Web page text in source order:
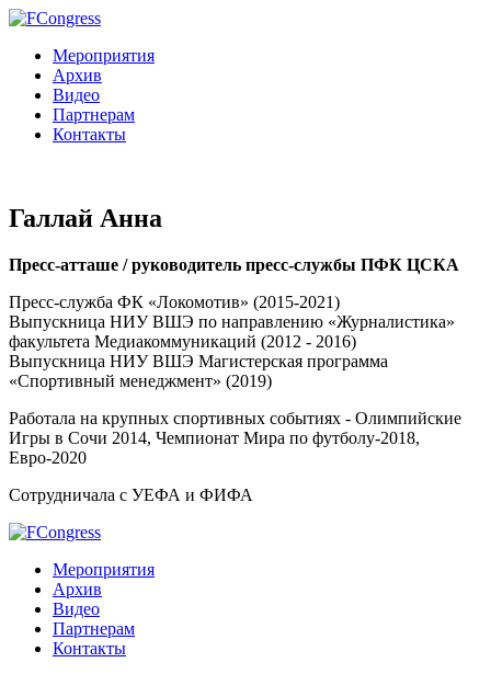
Мероприятия
Архив
Видео
Партнерам
Контакты
Галлай Анна
Пресс-атташе / руководитель пресс-службы ПФК ЦСКА
Пресс-служба ФК «Локомотив» (2015-2021)
Выпускница НИУ ВШЭ по направлению «Журналистика»
факультета Медиакоммуникаций (2012 - 2016)
Выпускница НИУ ВШЭ Магистерская программа
«Спортивный менеджмент» (2019)
Работала на крупных спортивных событиях - Олимпийские
Игры в Сочи 2014, Чемпионат Мира по футболу-2018,
Евро-2020
Сотрудничала с УЕФА и ФИФА
Мероприятия
Архив
Видео
Партнерам
Контакты